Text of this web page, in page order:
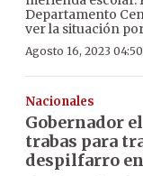
Departamento
ver la situación
Agosto 16, 2023
Nacionales
Gobernador
trabas para
despilfarro